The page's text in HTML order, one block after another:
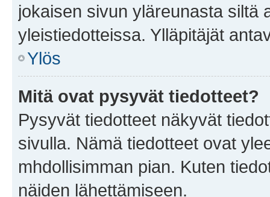
jokaisen sivun yläreunasta siltä
yleistiedotteissa. Ylläpitäjät
Ylös
Mitä ovat pysyvät tiedotteet?
Pysyvät tiedotteet näkyvät
sivulla. Nämä tiedotteet ovat
mhdollisimman pian. Kuten
näiden lähettämiseen.